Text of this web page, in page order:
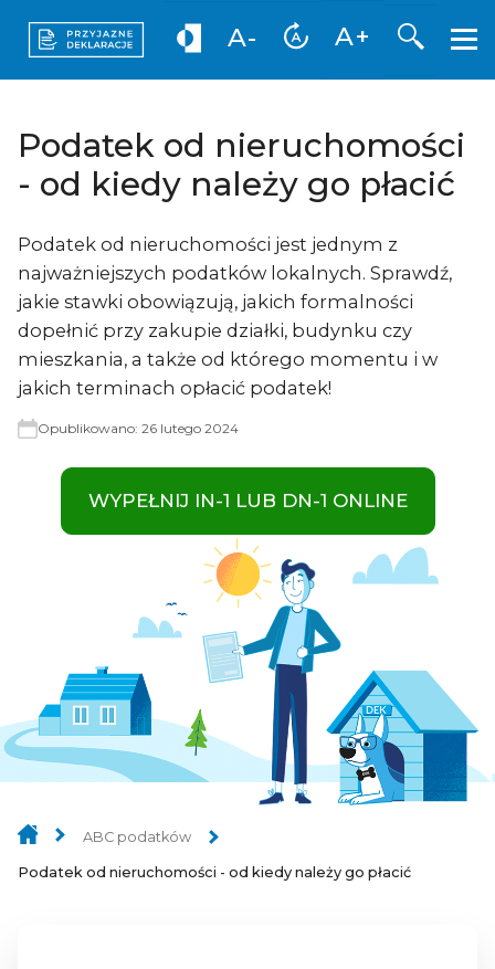
A- A+ Otwórz
Podatek od nieruchomości
- od kiedy należy go płacić
Podatek od nieruchomości jest jednym z
najważniejszych podatków lokalnych. Sprawdź,
jakie stawki obowiązują, jakich formalności
dopełnić przy zakupie działki, budynku czy
mieszkania, a także od którego momentu i w
jakich terminach opłacić podatek!
Opublikowano: 26 lutego 2024
WYPEŁNIJ IN-1 LUB DN-1 ONLINE
ABC podatków
Podatek od nieruchomości - od kiedy należy go płacić